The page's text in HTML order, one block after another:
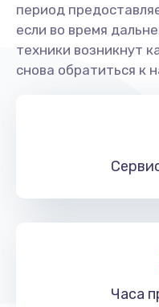
Замена
период
если во время
техники возникнут
снова обратиться к
Часа